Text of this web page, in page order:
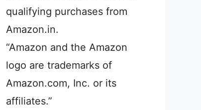
qualifying purchases from
Amazon.in.
“Amazon and the Amazon
logo are trademarks of
Amazon.com, Inc. or its
affiliates.”